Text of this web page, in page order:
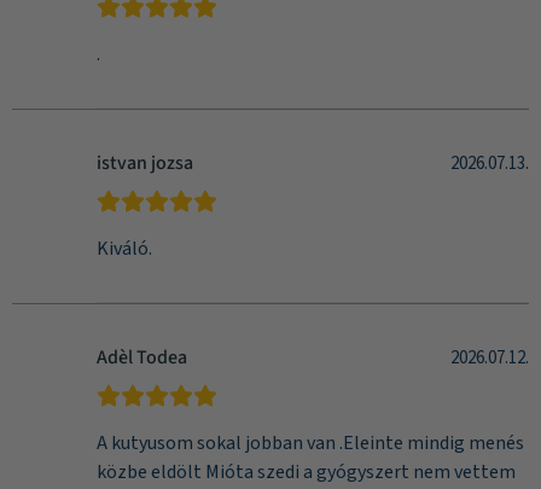
.
istvan jozsa 2026.07.13.
Kiváló.
Adèl Todea 2026.07.12.
A kutyusom sokal jobban van .Eleinte mindig menés
közbe eldölt Mióta szedi a gyógyszert nem vettem